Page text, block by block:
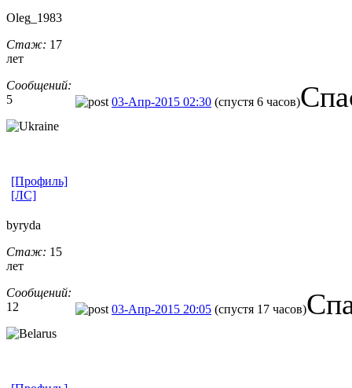
Oleg_1983
Стаж: 17
лет
Сообщений:
5
03-Апр-2015 02:30 (спустя 6 часов)
[Профиль]
[ЛС]
byryda
Стаж: 15
лет
Сообщений:
12
03-Апр-2015 20:05 (спустя 17 часов)